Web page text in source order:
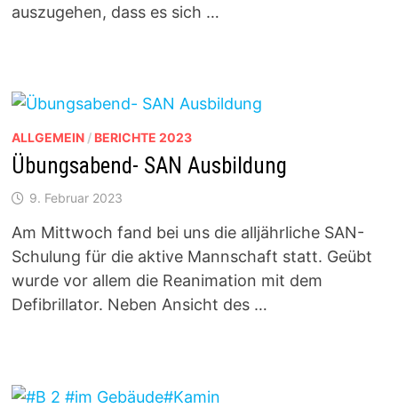
auszugehen, dass es sich …
ALLGEMEIN/ BERICHTE 2023
Übungsabend- SAN Ausbildung
9. Februar 2023
Am Mittwoch fand bei uns die alljährliche SAN-
Schulung für die aktive Mannschaft statt. Geübt
wurde vor allem die Reanimation mit dem
Defibrillator. Neben Ansicht des …